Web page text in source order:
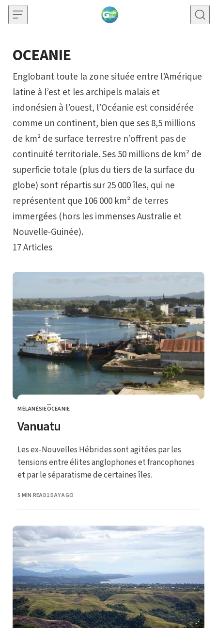
Skip to content
OCEANIE
Englobant toute la zone située entre l’Amérique
latine à l’est et les archipels malais et
indonésien à l’ouest, l’Océanie est considérée
comme un continent, bien que ses 8,5 millions
de km² de surface terrestre n’offrent pas de
continuité territoriale. Ses 50 millions de km² de
superficie totale (plus du tiers de la surface du
globe) sont répartis sur 25 000 îles, qui ne
représentent que 106 000 km² de terres
immergées (hors les immenses Australie et
Nouvelle-Guinée).
17Articles
CATEGORY
MÉLANÉSIEOCEANIE
Vanuatu
Les ex-Nouvelles Hébrides sont agitées par les
tensions entre élites anglophones et francophones
et par le séparatisme de certaines îles.
5 MIN READPUBLISHED
1 DAY AGO